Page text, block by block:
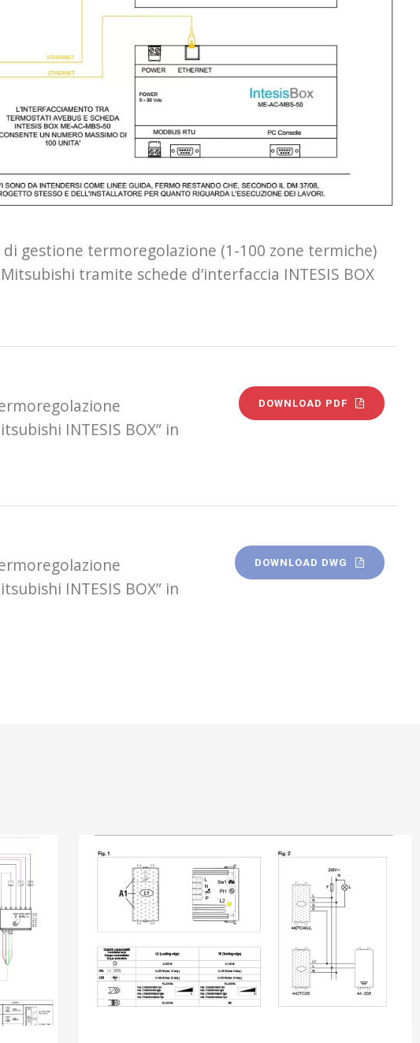
gestione termoregolazione (1-100 zone termiche)
tramite schede d’interfaccia INTESIS BOX
INTESIS BOX” in
DOWNLOAD PDF
INTESIS BOX” in
DOWNLOAD DWG